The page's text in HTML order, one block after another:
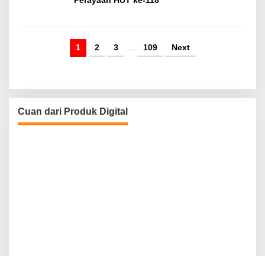
1 2 3 109 Next
Cuan dari Produk Digital